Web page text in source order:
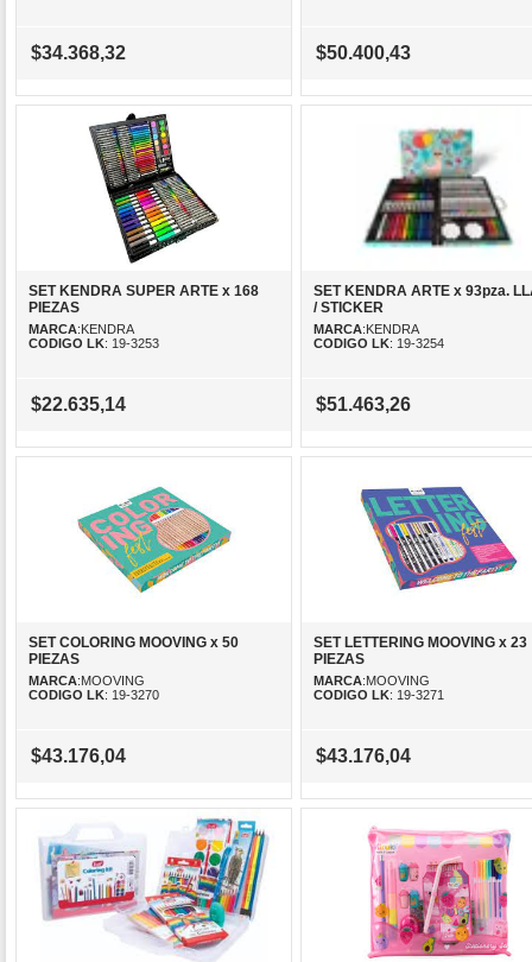
$34.368,32 $50.400,43
SET KENDRA SUPER ARTE x 168
PIEZAS
MARCA:KENDRA
CODIGO LK: 19-3253
$22.635,14
SET KENDRA ARTE x 93pza.
/ STICKER
MARCA:KENDRA
CODIGO LK: 19-3254
$51.463,26
SET COLORING MOOVING x 50
PIEZAS
MARCA:MOOVING
CODIGO LK: 19-3270
$43.176,04
SET LETTERING MOOVING x 23
PIEZAS
MARCA:MOOVING
CODIGO LK: 19-3271
$43.176,04